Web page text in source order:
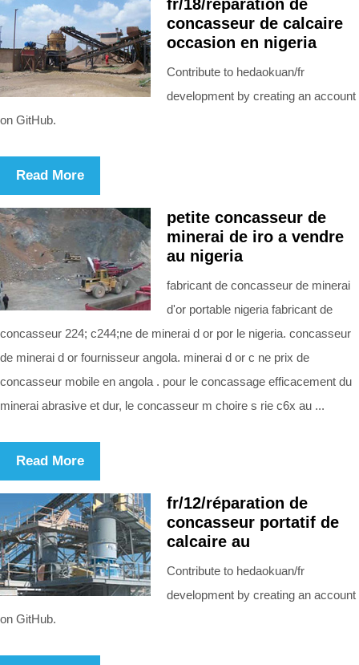
fr/18/réparation de
concasseur de calcaire
occasion en nigeria
Contribute to hedaokuan/fr
development by creating an account
on GitHub.
Read More
petite concasseur de
minerai de iro a vendre
au nigeria
fabricant de concasseur de minerai
d'or portable nigeria fabricant de
concasseur 224; c244;ne de minerai d or por le nigeria. concasseur
de minerai d or fournisseur angola. minerai d or c ne prix de
concasseur mobile en angola . pour le concassage efficacement du
minerai abrasive et dur, le concasseur m choire s rie c6x au ...
Read More
fr/12/réparation de
concasseur portatif de
calcaire au
Contribute to hedaokuan/fr
development by creating an account
on GitHub.